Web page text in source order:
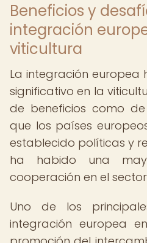
Beneficios y
integración
viticultura
La integración europea
significativo en la
de beneficios como
que los países
establecido políticas y
ha habido una
cooperación en el
Uno de los
integración europea